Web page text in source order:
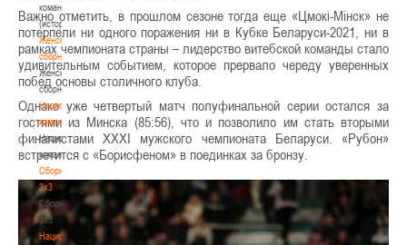
команда
(история)
Женские
сборные
Женские
сборные
Национальная
команда
Национальная
команда
Сборные
3х3
Сборные
3х3
Национальная
Важно отметить, в прошлом сезоне тогда еще «Цмокі-Мінск» не
потерпели ни одного поражения ни в Кубке Беларуси-2021, ни в
рамках чемпионата страны – лидерство витебской команды стало
удивительным событием, которое прервало череду уверенных
побед основы столичного клуба.
Однако уже четвертый матч полуфинальной серии остался за
гостями из Минска (85:56), что и позволило им стать вторыми
финалистами XXXI мужского чемпионата Беларуси. «Рубон»
встретится с «Борисфеном» в поединках за бронзу.